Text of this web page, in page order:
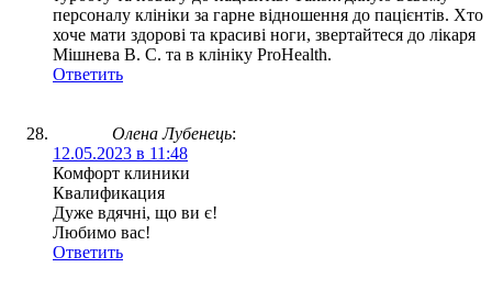
персоналу клініки за гарне відношення до пацієнтів. Хто
хоче мати здорові та красиві ноги, звертайтеся до лікаря
Мішнева В. С. та в клініку ProHealth.
Ответить
Олена Лубенець:
12.05.2023 в 11:48
Комфорт клиники
Квалификация
Дуже вдячні, що ви є!
Любимо вас!
Ответить